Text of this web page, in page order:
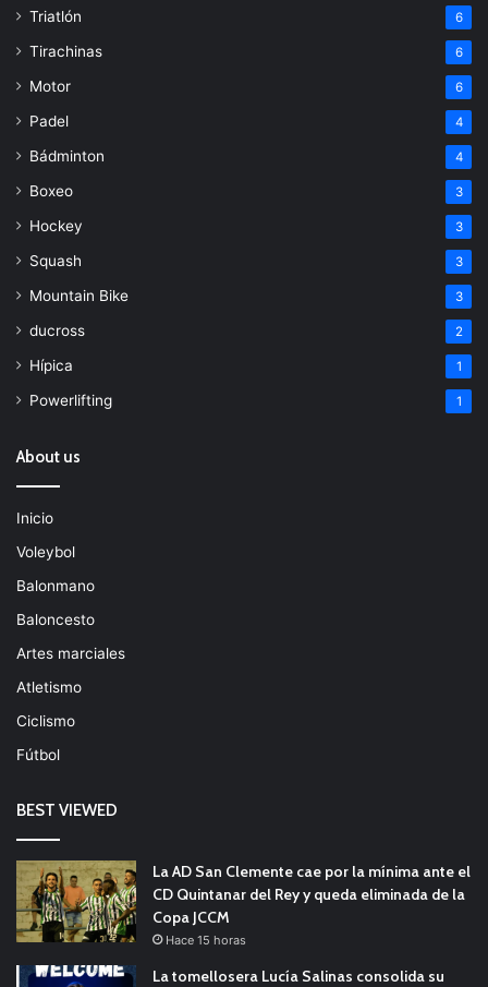
Triatlón 6
Tirachinas 6
Motor 6
Padel 4
Bádminton 4
Boxeo 3
Hockey 3
Squash 3
Mountain Bike 3
ducross 2
Hípica 1
Powerlifting 1
About us
Inicio
Voleybol
Balonmano
Baloncesto
Artes marciales
Atletismo
Ciclismo
Fútbol
BEST VIEWED
La AD San Clemente cae por la mínima ante el
CD Quintanar del Rey y queda eliminada de la
Copa JCCM
Hace 15 horas
La tomellosera Lucía Salinas consolida su